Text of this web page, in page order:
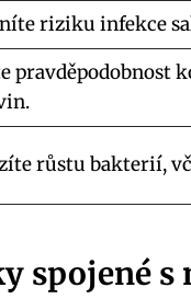
riziku infekce
pravděpodobnost
růstu bakterií,
spojené s